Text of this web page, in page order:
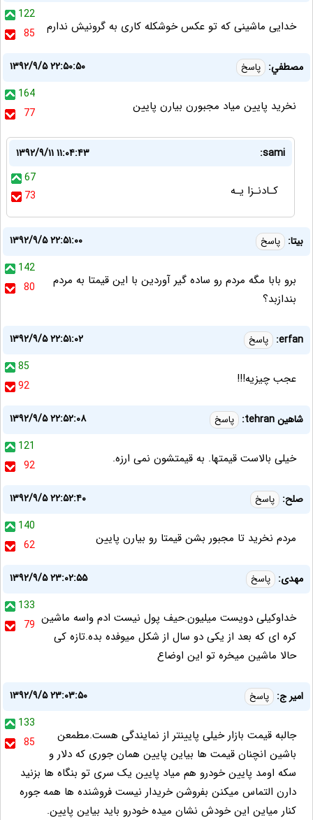
122
85
خدایی ماشینی که تو عکس خوشکله کاری به گرونیش ندارم
مصطفي: پاسخ
۱۳۹۲/۹/۵ ۲۲:۵۰:۵۰
164
77
نخريد پايين مياد مجبورن بيارن پايين
sami:
۱۳۹۲/۹/۱۱ ۱۱:۰۴:۴۳
67
73
کـادنـزا یـه
بیتا: پاسخ
۱۳۹۲/۹/۵ ۲۲:۵۱:۰۰
142
80
برو بابا مگه مردم رو ساده گیر آوردین با این قیمتا به مردم
بندازبد؟
erfan: پاسخ
۱۳۹۲/۹/۵ ۲۲:۵۱:۰۲
85
92
عجب چیزیه‌!!!
شاهین tehran: پاسخ
۱۳۹۲/۹/۵ ۲۲:۵۲:۰۸
121
92
خیلی بالاست قیمتها. به قیمتشون نمی ارزه.
صلح: پاسخ
۱۳۹۲/۹/۵ ۲۲:۵۲:۴۰
140
62
مردم نخرید تا مجبور بشن قیمتا رو بیارن پایین
مهدی: پاسخ
۱۳۹۲/۹/۵ ۲۳:۰۲:۵۵
133
79 خداوکیلی دویست میلیون.حیف پول نیست ادم واسه ماشین
کره ای که بعد از یکی دو سال از شکل میوفده بده.تازه کی
حالا ماشین میخره تو این اوضاع
امیر ج: پاسخ
۱۳۹۲/۹/۵ ۲۳:۰۳:۵۰
133
85
جالبه قیمت بازار خیلی پایینتر از نمایندگی هست.مطمعن
باشین انچنان قیمت ها بیاین پایین همان جوری که دلار و
سکه اومد پایین خودرو هم میاد پایین یک سری تو بنگاه ها بزنید
دارن التماس میکنن بفروشن خریدار نیست فروشنده ها همه جوره
کنار میاین این خودش نشان میده خودرو باید بیاین پایین.